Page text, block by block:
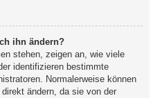
ihn ändern?
stehen, zeigen an, wie viele
identifizieren bestimmte
Normalerweise können
ändern, da sie von der